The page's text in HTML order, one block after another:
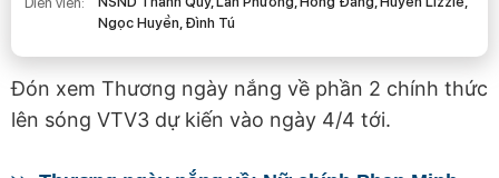
Ngọc Huyền, Đình Tú
Đón xem Thương ngày nắng về phần 2 chính thức
lên sóng VTV3 dự kiến vào ngày 4/4 tới.